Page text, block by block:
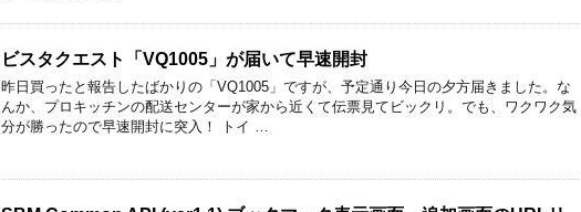
ビスタクエスト「VQ1005」が届いて早速開封
昨日買ったと報告したばかりの「VQ1005」ですが、予定通り今日の夕方届きました。な
んか、プロキッチンの配送センターが家から近くて伝票見てビックリ。でも、ワクワク気
分が勝ったので早速開封に突入！ トイ …